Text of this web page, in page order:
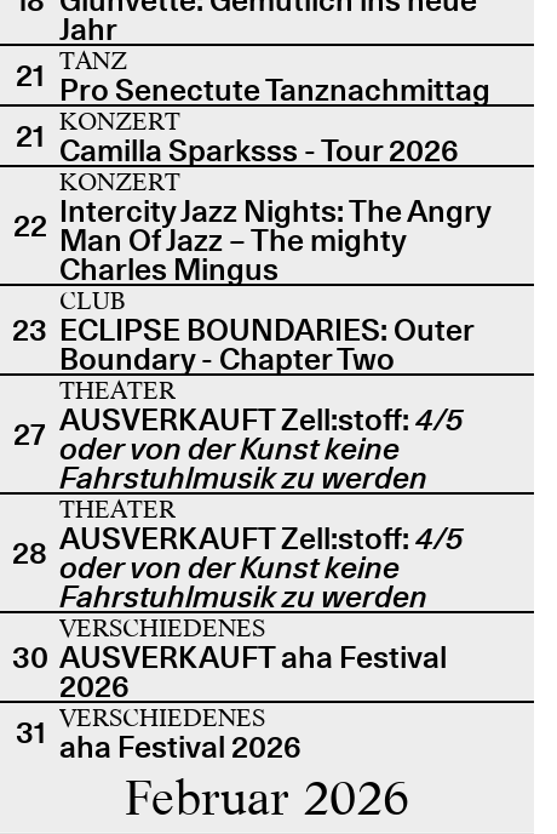
Jahr
21 TANZ
Pro Senectute Tanznachmittag
21 KONZERT
Camilla Sparksss - Tour 2026
22
KONZERT
Intercity Jazz Nights: The Angry
Man Of Jazz – The mighty
Charles Mingus
23
CLUB
ECLIPSE BOUNDARIES: Outer
Boundary - Chapter Two
27
THEATER
AUSVERKAUFT Zell:stoff: 4/5
oder von der Kunst keine
Fahrstuhlmusik zu werden
28
THEATER
AUSVERKAUFT Zell:stoff: 4/5
oder von der Kunst keine
Fahrstuhlmusik zu werden
30
VERSCHIEDENES
AUSVERKAUFT aha Festival
2026
31 VERSCHIEDENES
aha Festival 2026
Februar 2026